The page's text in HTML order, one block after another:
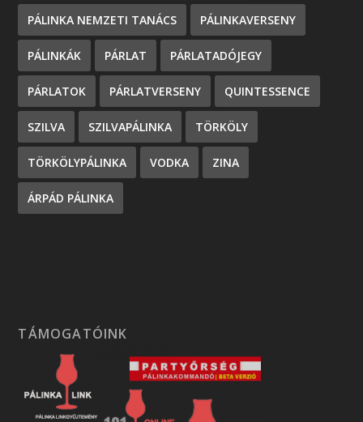
PÁLINKA NEMZETI TANÁCS PÁLINKAVERSENY
PÁLINKÁK PÁRLAT PÁRLATADÓJEGY
PÁRLATOK PÁRLATVERSENY QUINTESSENCE
SZILVA SZILVAPÁLINKA TÖRKÖLY
TÖRKÖLYPÁLINKA VODKA ZINA
ÁRPÁD PÁLINKA
TÁMOGATÓINK